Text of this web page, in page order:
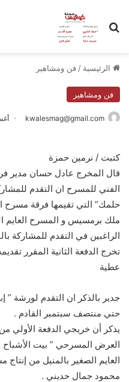
بحث عن
الرئيسية / فن ومشاهير
فن ومشاهير
kwalesmag@gmail.com
كتبت / نرمين حمزة
قال المخرج عادل حسان مدير
الفني للمسرح ان التقدم
حلمك” التي تقيمها فرقة مسرح
ملك برمسيس و المسرح العايم
الراغبين في التقدم للمشاركة
تخرج الدفعة الثانية المقرر
عطية
جدير بالذكر ان التقدم لورشة ”
حتي منتصف سبتمبر القادم .
يذكر أن خريجي الدفعة الأولي
العرض المسرحي ” بيت الأشباح
العايم الصغير بالمنيل من
محمود جمال حديني .